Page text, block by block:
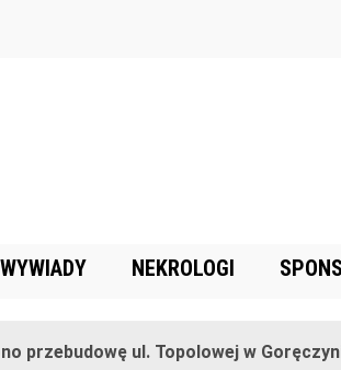
WYWIADY NEKROLOGI
ul. Topolowej w Goręczynie